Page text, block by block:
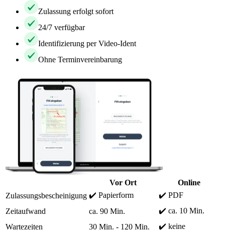
Zulassung erfolgt sofort
24/7 verfügbar
Identifizierung per Video-Ident
Ohne Terminvereinbarung
Vor Ort
Online
Zulassungsbescheinigung ✔️ Papierform
✔️ PDF
Zeitaufwand
ca. 90 Min.
✔️ ca. 10 Min.
Wartezeiten
30 Min. - 120 Min. ✔️ keine